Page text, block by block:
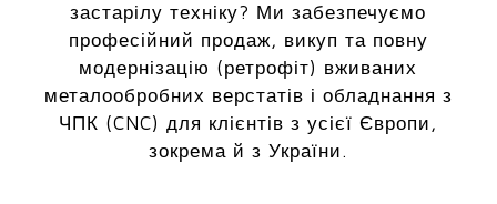
застарілу техніку? Ми забезпечуємо
професійний продаж, викуп та повну
модернізацію (ретрофіт) вживаних
металообробних верстатів і обладнання з
ЧПК (CNC) для клієнтів з усієї Європи,
зокрема й з України.